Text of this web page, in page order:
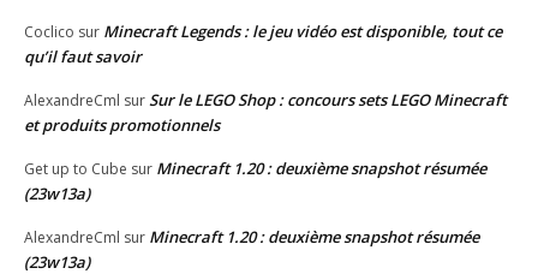
Coclico sur Minecraft Legends : le jeu vidéo est disponible, tout ce
qu’il faut savoir
AlexandreCml surSur le LEGO Shop : concours sets LEGO Minecraft
et produits promotionnels
Get up to Cube sur Minecraft 1.20 : deuxième snapshot résumée
(23w13a)
AlexandreCml sur Minecraft 1.20 : deuxième snapshot résumée
(23w13a)